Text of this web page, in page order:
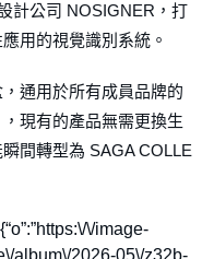
計公司 NOSIGNER，打
用的視覺識別系統。
通用於所有成員品牌的
現有的產品無需更換生
間轉型為 SAGA COLLE
\/image-